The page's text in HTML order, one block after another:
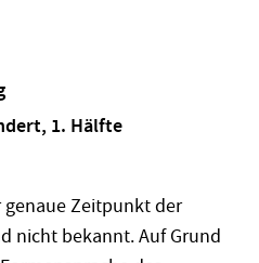
1. Hälfte
genaue Zeitpunkt der
nicht bekannt. Auf Grund